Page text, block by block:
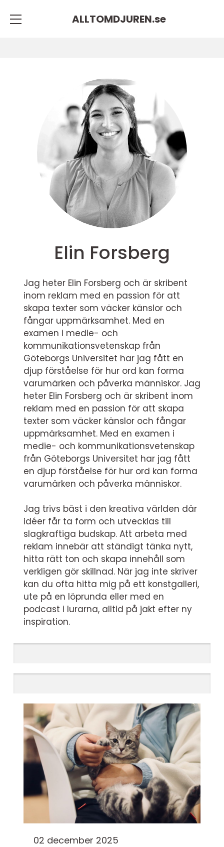
ALLTOMDJUREN.se
Elin Forsberg
Jag heter Elin Forsberg och är skribent
inom reklam med en passion för att
skapa texter som väcker känslor och
fångar uppmärksamhet. Med en
examen i medie- och
kommunikationsvetenskap från
Göteborgs Universitet har jag fått en
djup förståelse för hur ord kan forma
varumärken och påverka människor. Jag
heter Elin Forsberg och är skribent inom
reklam med en passion för att skapa
texter som väcker känslor och fångar
uppmärksamhet. Med en examen i
medie- och kommunikationsvetenskap
från Göteborgs Universitet har jag fått
en djup förståelse för hur ord kan forma
varumärken och påverka människor.
Jag trivs bäst i den kreativa världen där
idéer får ta form och utvecklas till
slagkraftiga budskap. Att arbeta med
reklam innebär att ständigt tänka nytt,
hitta rätt ton och skapa innehåll som
verkligen gör skillnad. När jag inte skriver
kan du ofta hitta mig på ett konstgalleri,
ute på en löprunda eller med en
podcast i lurarna, alltid på jakt efter ny
inspiration.
02 december 2025